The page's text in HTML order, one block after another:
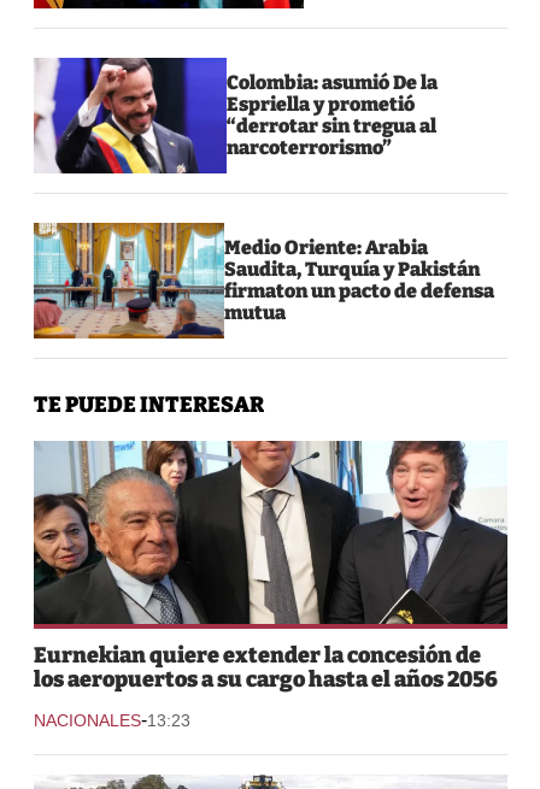
Colombia: asumió De la
Espriella y prometió
“derrotar sin tregua al
narcoterrorismo”
Medio Oriente: Arabia
Saudita, Turquía y Pakistán
firmaton un pacto de defensa
mutua
TE PUEDE INTERESAR
Eurnekian quiere extender la concesión de
los aeropuertos a su cargo hasta el años 2056
NACIONALES-13:23